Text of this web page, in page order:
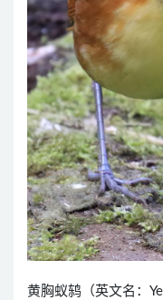
黄胸蚁鸫（英文名：